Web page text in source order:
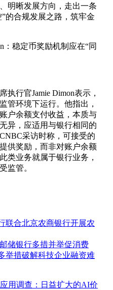
明晰发展方向，走出一条
的合规发展之路，筑牢金
：稳定币奖励机制应在“同
执行官Jamie Dimon表示，
管环境下运行。他指出，
户余额支付收益，本质与
异，应适用与银行相同的
采访时称，可接受的
供奖励，而非对账户余额
类业务就属于银行业务，
监管。
联合北京农商银行开展农
储银行多措并举促消费
举措破解科技企业融资难
用调查：日益扩大的AI价